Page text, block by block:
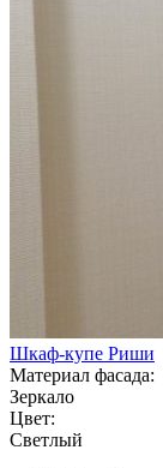
Шкаф-купе Риши
Материал фасада:
Зеркало
Цвет:
Светлый